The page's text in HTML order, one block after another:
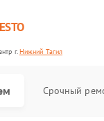
г.Нижний Тагил
Срочный